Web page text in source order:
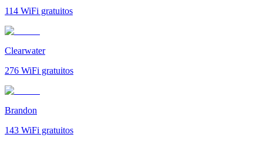
114 WiFi gratuitos
Clearwater
276 WiFi gratuitos
Brandon
143 WiFi gratuitos